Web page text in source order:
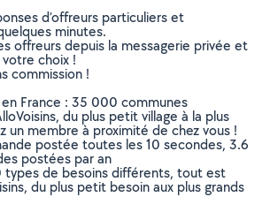
d’offreurs particuliers et
minutes.
offreurs depuis la messagerie privée et
choix !
commission !
France : 35 000 communes
du plus petit village à la plus
un membre à proximité de chez vous !
postée toutes les 10 secondes, 3.6
postées par an
types de besoins différents, tout est
du plus petit besoin aux plus grands